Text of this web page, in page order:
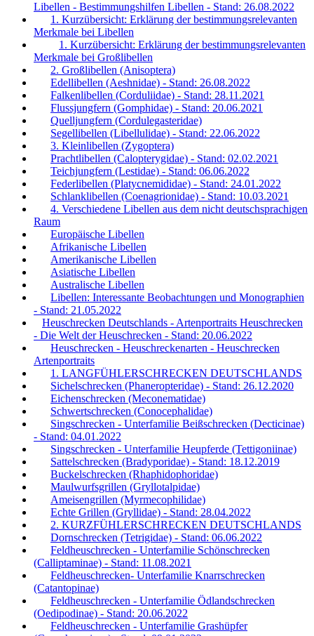
Libellen - Bestimmungshilfen Libellen - Stand: 26.08.2022
1. Kurzübersicht: Erklärung der bestimmungsrelevanten
Merkmale bei Libellen
1. Kurzübersicht: Erklärung der bestimmungsrelevanten
Merkmale bei Großlibellen
2. Großlibellen (Anisoptera)
Edellibellen (Aeshnidae) - Stand: 26.08.2022
Falkenlibellen (Corduliidae) - Stand: 28.11.2021
Flussjungfern (Gomphidae) - Stand: 20.06.2021
Quelljungfern (Cordulegasteridae)
Segellibellen (Libellulidae) - Stand: 22.06.2022
3. Kleinlibellen (Zygoptera)
Prachtlibellen (Calopterygidae) - Stand: 02.02.2021
Teichjungfern (Lestidae) - Stand: 06.06.2022
Federlibellen (Platycnemididae) - Stand: 24.01.2022
Schlanklibellen (Coenagrionidae) - Stand: 10.03.2021
4. Verschiedene Libellen aus dem nicht deutschsprachigen
Raum
Europäische Libellen
Afrikanische Libellen
Amerikanische Libellen
Asiatische Libellen
Australische Libellen
Libellen: Interessante Beobachtungen und Monographien
- Stand: 21.05.2022
Heuschrecken Deutschlands - Artenportraits Heuschrecken
- Die Welt der Heuschrecken - Stand: 20.06.2022
Heuschrecken - Heuschreckenarten - Heuschrecken
Artenportraits
1. LANGFÜHLERSCHRECKEN DEUTSCHLANDS
Sichelschrecken (Phaneropteridae) - Stand: 26.12.2020
Eichenschrecken (Meconematidae)
Schwertschrecken (Conocephalidae)
Singschrecken - Unterfamilie Beißschrecken (Decticinae)
- Stand: 04.01.2022
Singschrecken - Unterfamilie Heupferde (Tettigoniinae)
Sattelschrecken (Bradyporidae) - Stand: 18.12.2019
Buckelschrecken (Rhaphidophoridae)
Maulwurfsgrillen (Gryllotalpidae)
Ameisengrillen (Myrmecophilidae)
Echte Grillen (Gryllidae) - Stand: 28.04.2022
2. KURZFÜHLERSCHRECKEN DEUTSCHLANDS
Dornschrecken (Tetrigidae) - Stand: 06.06.2022
Feldheuschrecken - Unterfamilie Schönschrecken
(Calliptaminae) - Stand: 11.08.2021
Feldheuschrecken- Unterfamilie Knarrschrecken
(Catantopinae)
Feldheuschrecken - Unterfamilie Ödlandschrecken
(Oedipodinae) - Stand: 20.06.2022
Feldheuschrecken - Unterfamilie Grashüpfer